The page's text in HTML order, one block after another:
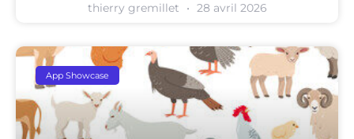
thierry gremillet 28 avril 2026
App Showcase